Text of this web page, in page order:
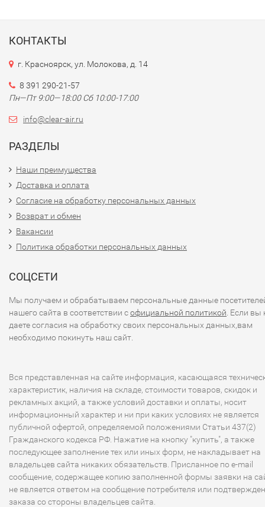
КОНТАКТЫ
г. Красноярск, ул. Молокова, д. 14
8 391 290-21-57
Пн—Пт 9:00—18:00 Сб 10:00-17:00
info@clear-air.ru
РАЗДЕЛЫ
Наши преимущества
Доставка и оплата
Согласие на обработку персональных данных
Возврат и обмен
Вакансии
Политика обработки персональных данных
СОЦСЕТИ
Мы получаем и обрабатываем персональные данные
нашего сайта в соответствии софициальной политикой . Если вы
даете согласия на обработку своих персональных данных,вам
необходимо покинуть наш сайт.
Вся представленная на сайте информация, касающаяся
характеристик, наличия на складе, стоимости товаров, скидок и
рекламных акций, а также условий доставки и оплаты, носит
информационный характер и ни при каких условиях не является
публичной офертой, определяемой положениями Статьи 437(2)
Гражданского кодекса РФ. Нажатие на кнопку "купить", а также
последующее заполнение тех или иных форм, не накладывает на
владельцев сайта никаких обязательств. Присланное по e-mail
сообщение, содержащее копию заполненной формы заявки на
не является ответом на сообщение потребителя или
заказа со стороны владельцев сайта.